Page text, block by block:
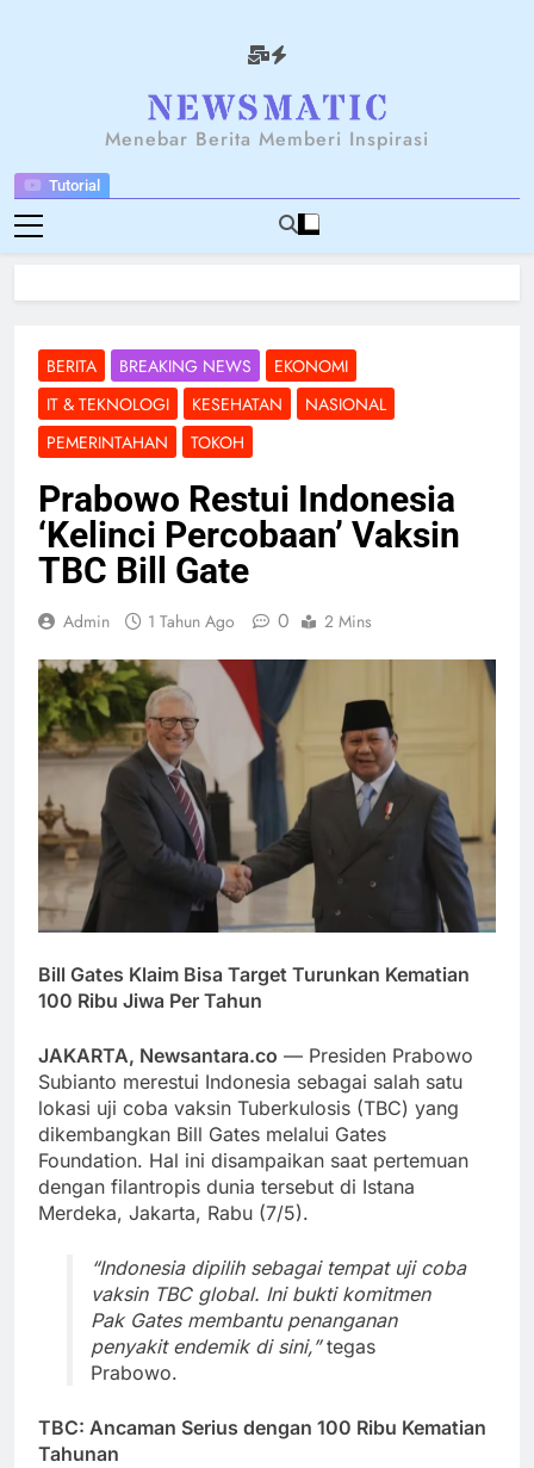
Tutorial
NEWSANTARA
Menebar Berita Memberi Inspirasi
BERITA BREAKING NEWS
EKONOMI
IT & TEKNOLOGI
KESEHATAN
NASIONAL
PEMERINTAHAN
TOKOH
Prabowo Restui Indonesia
‘Kelinci Percobaan’ Vaksin
TBC Bill Gate
Admin 1 Tahun Ago 0 2 Mins
Bill Gates Klaim Bisa Target Turunkan Kematian
100 Ribu Jiwa Per Tahun
JAKARTA, Newsantara.co — Presiden Prabowo
Subianto merestui Indonesia sebagai salah satu
lokasi uji coba vaksin Tuberkulosis (TBC) yang
dikembangkan Bill Gates melalui Gates
Foundation. Hal ini disampaikan saat pertemuan
dengan filantropis dunia tersebut di Istana
Merdeka, Jakarta, Rabu (7/5).
“Indonesia dipilih sebagai tempat uji coba
vaksin TBC global. Ini bukti komitmen
Pak Gates membantu penanganan
penyakit endemik di sini,”tegas
Prabowo.
TBC: Ancaman Serius dengan 100 Ribu Kematian
Tahunan